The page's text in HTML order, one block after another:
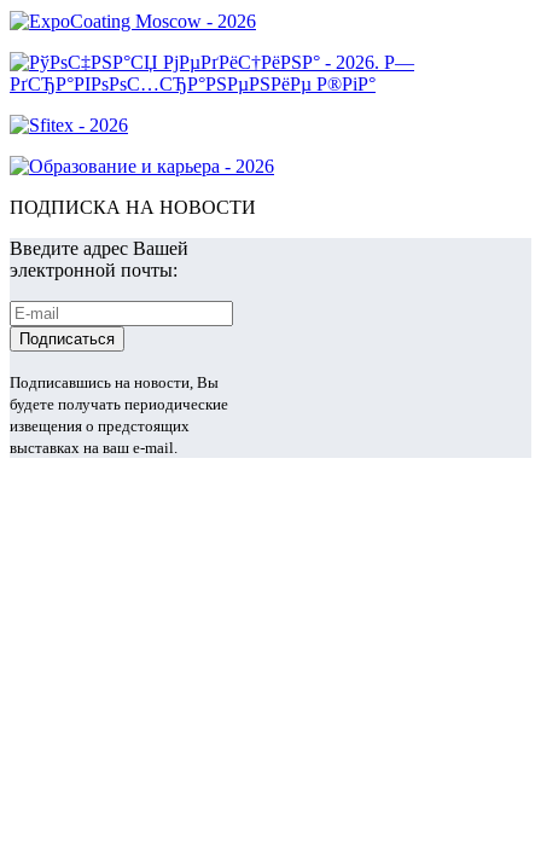
ПОДПИСКА НА НОВОСТИ
Введите адрес Вашей
электронной почты:
Подписавшись на новости, Вы
будете получать периодические
извещения о предстоящих
выставках на ваш e-mail.